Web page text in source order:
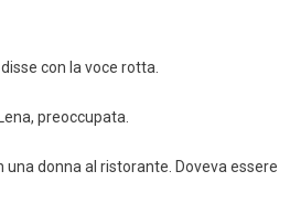
con la voce rotta.
preoccupata.
una donna al ristorante. Doveva essere